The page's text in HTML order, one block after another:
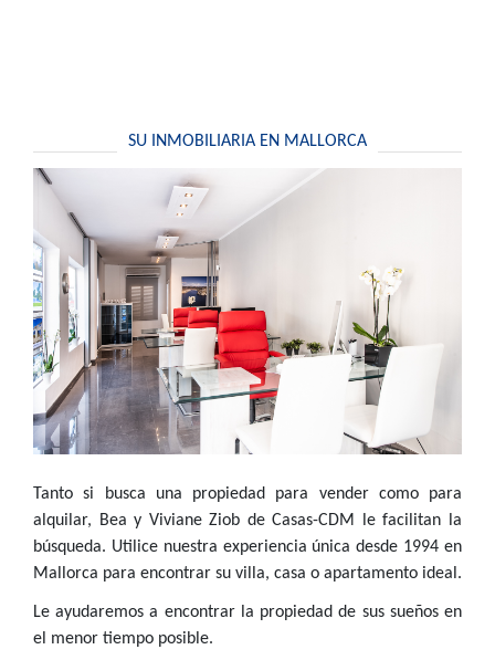
SU INMOBILIARIA EN MALLORCA
Tanto si busca una propiedad para vender como para
alquilar, Bea y Viviane Ziob de Casas-CDM le facilitan la
búsqueda. Utilice nuestra experiencia única desde 1994 en
Mallorca para encontrar su villa, casa o apartamento ideal.
Le ayudaremos a encontrar la propiedad de sus sueños en
el menor tiempo posible.